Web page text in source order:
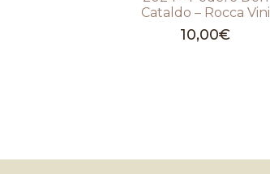
Cataldo – Rocca Vini
10,00€